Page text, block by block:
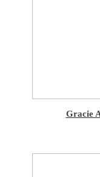
Gracie